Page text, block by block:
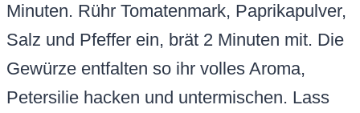
Minuten. Rühr Tomatenmark, Paprikapulver,
Salz und Pfeffer ein, brät 2 Minuten mit. Die
Gewürze entfalten so ihr volles Aroma,
Petersilie hacken und untermischen. Lass